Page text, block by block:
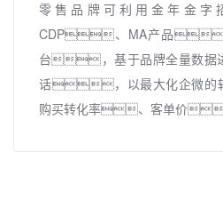
零售品牌可利用金年金字
CDP、MA产品
台，基于品牌全量数据
话，以最大化企微的
购买转化率、客单价